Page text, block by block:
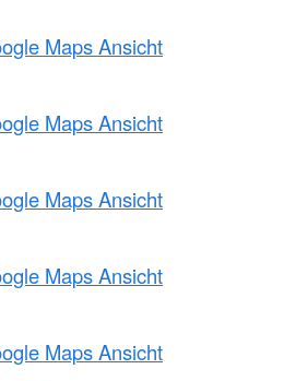
Maps Ansicht
Maps Ansicht
Maps Ansicht
Maps Ansicht
Maps Ansicht